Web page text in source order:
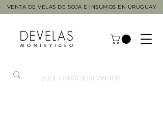
VENTA DE VELAS DE SOJA E INSUMOS EN URUGUAY